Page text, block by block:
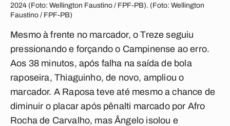
2024 (Foto: Wellington Faustino / FPF-PB). (Foto: Wellington
Faustino / FPF-PB)
Mesmo à frente no marcador, o Treze seguiu
pressionando e forçando o Campinense ao erro.
Aos 38 minutos, após falha na saída de bola
raposeira, Thiaguinho, de novo, ampliou o
marcador. A Raposa teve até mesmo a chance de
diminuir o placar após pênalti marcado por Afro
Rocha de Carvalho, mas Ângelo isolou e